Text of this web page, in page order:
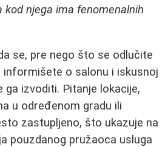
kod njega ima fenomenalnih
se, pre nego što se odlučite
o salonu i iskusnoj
izvoditi. Pitanje lokacije,
u određenom gradu ili
zastupljeno, što ukazuje na
pouzdanog pružaoca usluga